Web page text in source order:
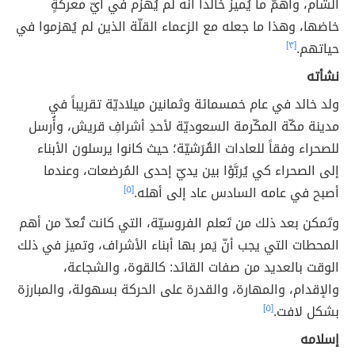
خاضها، وهذا ما جعله مع الزعماء القلّة الذين لم يُهزموا في
حياتهم.[٣]
نشأته
ولد خالد في عام خمسمائة وثمانين ميلاديّة تقريباً في
مدينة مكّة المكّرمة السعوديّة لأحدِ أشرافِ قريش، وأُرسل
للصحراء وفقاً للعادات القُرَشيّة؛ حيث كانوا يرسلون الأبناء
إلى الصحراء كي يُربَّوْا بين يديّ إحدى المُرضعات، وعندما
أصبح في عامه السادس عاد إلى أهله.[٥]
وتَمكن بعد ذلك من تَعلم الفروسيّة، التي كانت تُعدّ من أهم
المحطات التي يجب أنّ يَمر بها أبناء الأشراف، وتميز في ذلك
الوقت بالعديد من صفات القائد: كالقوة، والشجاعة،
والإقدام، والمهارة، والقدرة على الحركة بسهولة، والمبارزة
بشكل لافت.[٥]
إسلامه